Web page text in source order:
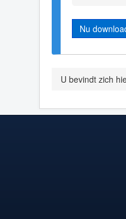
Nu
U bevindt zich